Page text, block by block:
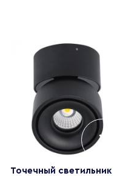
Точечный светильник